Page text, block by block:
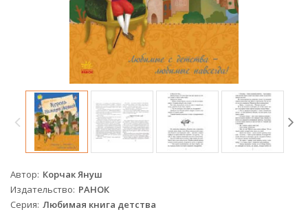
Автор Корчак Януш
Издательство РАНОК
Серия Любимая книга детства